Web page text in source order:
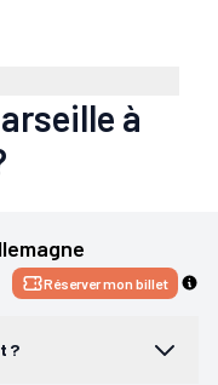
à
Réserver mon billet
?